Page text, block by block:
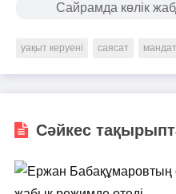
Сайрамда көлік
уақыт керуені саясат мандат
Сәйкес